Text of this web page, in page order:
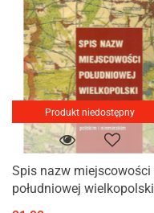
Produkt niedostępny
Spis nazw miejscowości
południowej wielkopolski